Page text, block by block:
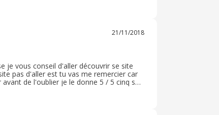
21/11/2018
je vous conseil d'aller découvrir se site
pas d'aller est tu vas me remercier car
de l'oublier je le donne 5 / 5 cinq sur
et j'ai reçu un code promos j'ai reçu